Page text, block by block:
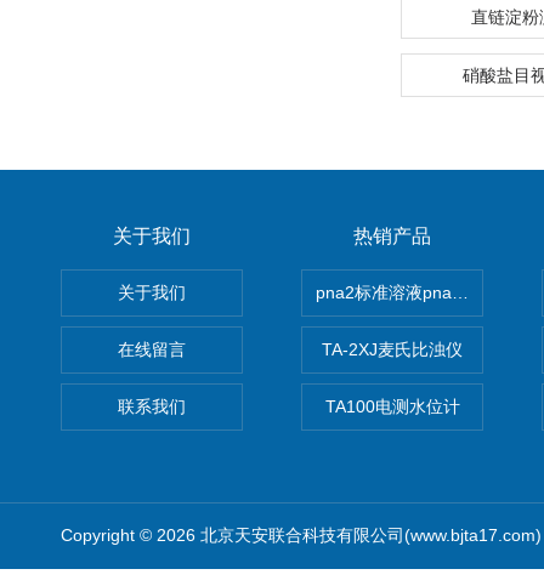
直链淀粉
硝酸盐目
关于我们
关于我们
在线留言
联系我们
热销产品
pna2标准溶液pna3 pna4
TA-2XJ麦氏比浊仪
TA100电测水位计
Copyright © 2026 北京天安联合科技有限公司